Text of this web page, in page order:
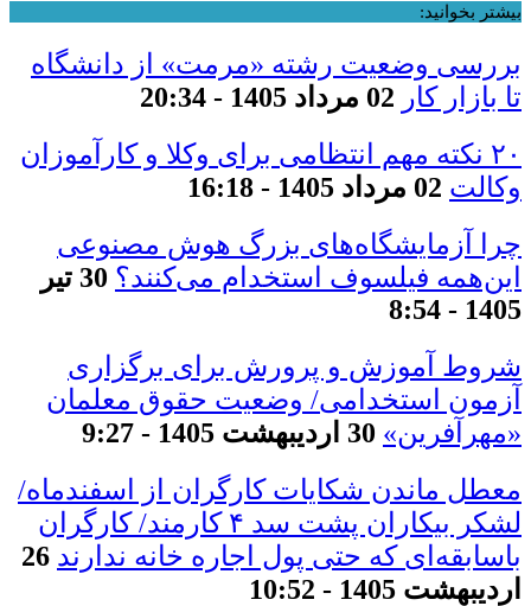
بیشتر بخوانید:
بررسی وضعیت رشته «مرمت» از دانشگاه
تا بازار کار 02 مرداد 1405 - 20:34
۲۰ نکته مهم انتظامی برای وکلا و کارآموزان
وکالت 02 مرداد 1405 - 16:18
چرا آزمایشگاه‌های بزرگ هوش مصنوعی
این‌همه فیلسوف استخدام می‌کنند؟
30 تیر
1405 - 8:54
شروط آموزش و پرورش برای برگزاری
آزمون استخدامی/ وضعیت حقوق معلمان
«مهرآفرین» 30 اردیبهشت 1405 - 9:27
معطل ماندن شکایات کارگران از اسفندماه/
لشکر بیکاران پشت سد ۴ کارمند/ کارگران
باسابقه‌ای که حتی پول اجاره خانه ندارند 26
اردیبهشت 1405 - 10:52